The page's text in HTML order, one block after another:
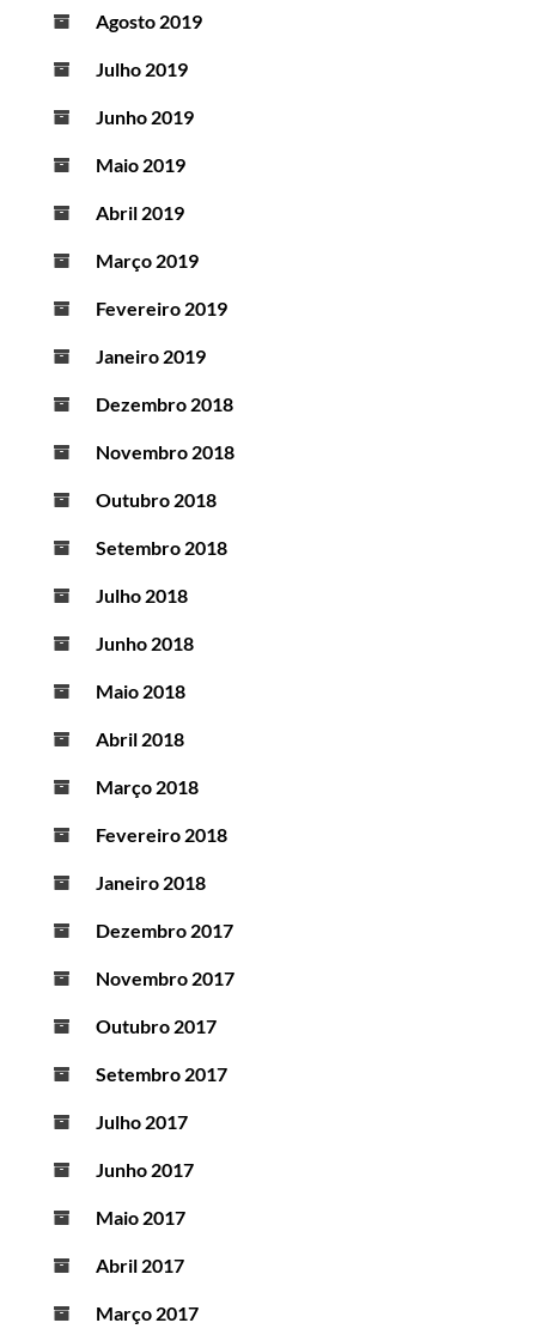
Agosto 2019
Julho 2019
Junho 2019
Maio 2019
Abril 2019
Março 2019
Fevereiro 2019
Janeiro 2019
Dezembro 2018
Novembro 2018
Outubro 2018
Setembro 2018
Julho 2018
Junho 2018
Maio 2018
Abril 2018
Março 2018
Fevereiro 2018
Janeiro 2018
Dezembro 2017
Novembro 2017
Outubro 2017
Setembro 2017
Julho 2017
Junho 2017
Maio 2017
Abril 2017
Março 2017